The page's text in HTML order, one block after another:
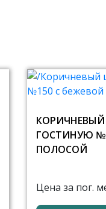
ГОСТИНУЮ
ПОЛОСОЙ
Цена за пог.